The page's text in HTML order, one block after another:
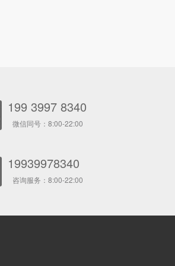
199 3997 8340
微信同号：8:00-22:00
19939978340
咨询服务：8:00-22:00